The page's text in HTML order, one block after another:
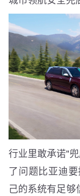
行业里敢承诺"
了问题比亚迪
己的系统有足